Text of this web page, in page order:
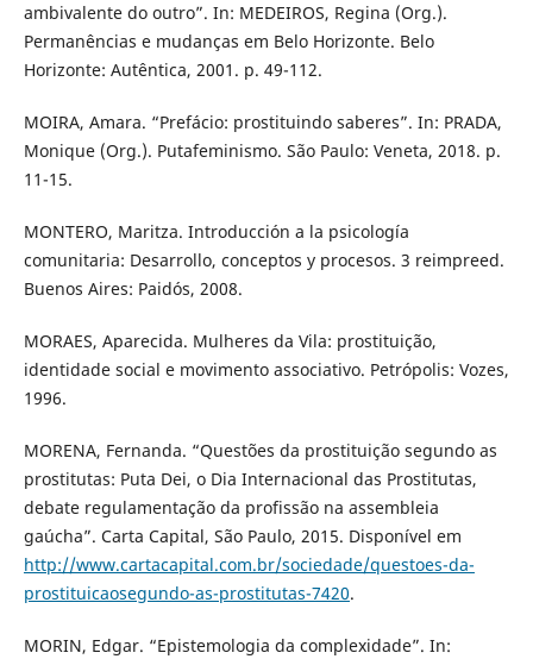
ambivalente do outro”. In: MEDEIROS, Regina (Org.).
Permanências e mudanças em Belo Horizonte. Belo
Horizonte: Autêntica, 2001. p. 49-112.
MOIRA, Amara. “Prefácio: prostituindo saberes”. In: PRADA,
Monique (Org.). Putafeminismo. São Paulo: Veneta, 2018. p.
11-15.
MONTERO, Maritza. Introducción a la psicología
comunitaria: Desarrollo, conceptos y procesos. 3 reimpreed.
Buenos Aires: Paidós, 2008.
MORAES, Aparecida. Mulheres da Vila: prostituição,
identidade social e movimento associativo. Petrópolis: Vozes,
1996.
MORENA, Fernanda. “Questões da prostituição segundo as
prostitutas: Puta Dei, o Dia Internacional das Prostitutas,
debate regulamentação da profissão na assembleia
gaúcha”. Carta Capital, São Paulo, 2015. Disponível em
http://www.cartacapital.com.br/sociedade/questoes-da-
prostituicaosegundo-as-prostitutas-7420.
MORIN, Edgar. “Epistemologia da complexidade”. In: